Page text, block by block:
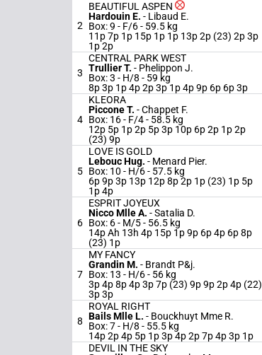
2
BEAUTIFUL ASPEN
Hardouin E. - Libaud E.
Box: 9 - F/6 - 59.5 kg
11p 7p 1p 15p 1p 1p 13p 2p (23) 2p 3p
1p 2p
3
CENTRAL PARK WEST
Trullier T. - Phelippon J.
Box: 3 - H/8 - 59 kg
8p 3p 1p 4p 2p 3p 1p 4p 9p 6p 6p 3p
4
KLEORA
Piccone T. -Chappet F.
Box: 16 - F/4 - 58.5 kg
12p 5p 1p 2p 5p 3p 10p 6p 2p 1p 2p
(23) 9p
5
LOVE IS GOLD
Lebouc Hug. - Menard Pier.
Box: 10 - H/6 - 57.5 kg
6p 9p 3p 13p 12p 8p 2p 1p (23) 1p 5p
1p 4p
6
ESPRIT JOYEUX
Nicco Mlle A. -Satalia D.
Box: 6 - M/5 - 56.5 kg
14p Ah 13h 4p 15p 1p 9p 6p 4p 6p 8p
(23) 1p
7
MY FANCY
Grandin M. - Brandt P&j.
Box: 13 - H/6 - 56 kg
3p 4p 8p 4p 3p 7p (23) 9p 9p 2p 4p (22)
3p 3p
8
ROYAL RIGHT
Bails Mlle L. - Bouckhuyt Mme R.
Box: 7 - H/8 - 55.5 kg
14p 2p 4p 5p 1p 3p 4p 2p 7p 4p 3p 1p
DEVIL IN THE SKY